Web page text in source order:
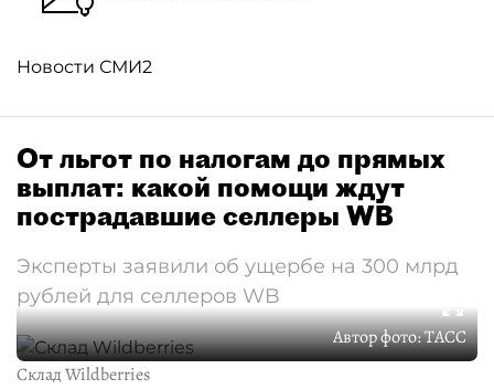
Новости СМИ2
От льгот по налогам до прямых
выплат: какой помощи ждут
пострадавшие селлеры WB
Эксперты заявили об ущербе на 300 млрд
рублей для селлеров WB
Автор фото:ТАСС
Склад Wildberries